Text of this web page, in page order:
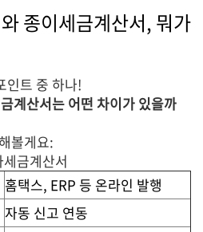
종이세금계산서, 뭐가
인트 중 하나!
계산서는 어떤 차이가 있을까
볼게요:
금계산서
홈택스, ERP 등 온라인 발행
자동 신고 연동